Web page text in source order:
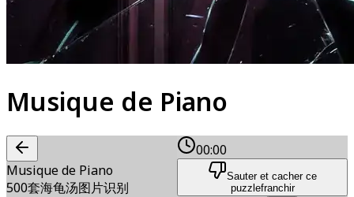
Musique de Piano
Musique de Piano
500套海龟汤图片识别
00:00
Sauter et cacher ce
puzzlefranchir